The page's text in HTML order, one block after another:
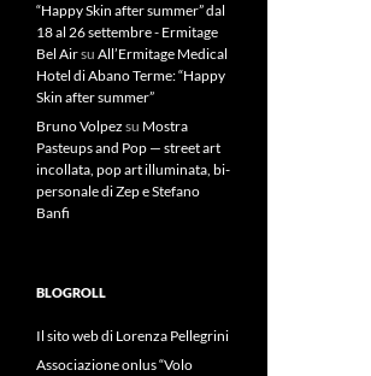
“Happy Skin after summer” dal
18 al 26 settembre - Ermitage
Bel Airsu All’Ermitage Medical
Hotel di Abano Terme: “Happy
Skin after summer”
Bruno Volpez su Mostra
Pasteups and Pop — street art
incollata, pop art illuminata, bi-
personale di Zep e Stefano
Banfi
BLOGROLL
Il sito web di Lorenza Pellegrini
Associazione onlus “Volo